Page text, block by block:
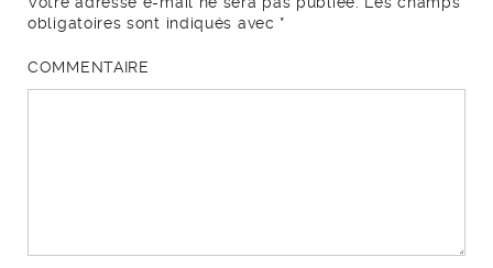
obligatoires sont indiqués avec *
COMMENTAIRE